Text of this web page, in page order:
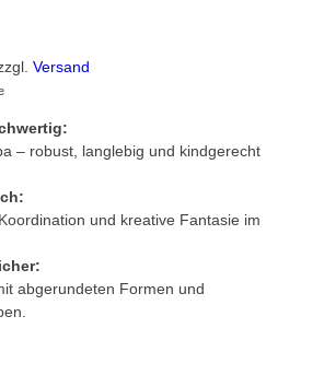
Versand
– robust, langlebig und kindgerecht
und kreative Fantasie im
abgerundeten Formen und